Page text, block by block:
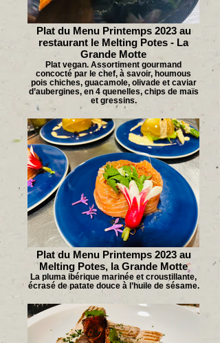
Plat du Menu Printemps 2023 au
restaurant le Melting Potes - La
Grande Motte
Plat vegan. Assortiment gourmand
concocté par le chef, à savoir, houmous
pois chiches, guacamole, olivade et caviar
d’aubergines, en 4 quenelles, chips de maïs
et gressins.
Plat du Menu Printemps 2023 au
Melting Potes, la Grande Motte
La pluma ibérique marinée et croustillante,
écrasé de patate douce à l’huile de sésame.